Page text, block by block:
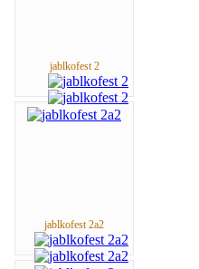
jablkofest 2
jablkofest 2a2